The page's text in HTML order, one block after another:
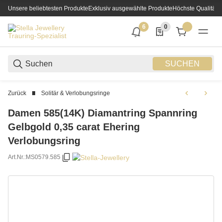
Unsere beliebtesten ProdukteExklusiv ausgewählte ProdukteHöchste Qualität
SUCHEN
6
6 neue Notifizierungen
0
0 Produkte in der
Zurück Solitär & Verlobungsringe
Damen 585(14K) Diamantring Spannring
Gelbgold 0,35 carat Ehering
Verlobungsring
Art.Nr.:MS0579.585